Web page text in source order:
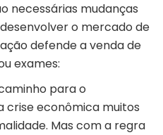
necessárias mudanças
o mercado de
defende a venda de
exames:
para o
crise econômica muitos
Mas com a regra